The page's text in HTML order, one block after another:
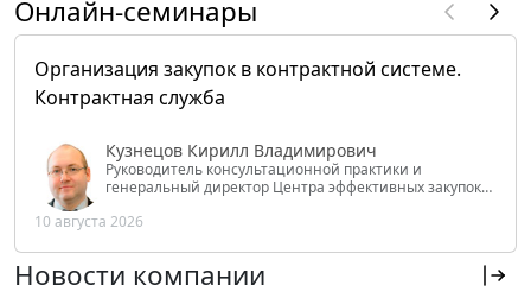
Онлайн-семинары
Организация закупок в контрактной системе.
Контрактная служба
Кузнецов Кирилл Владимирович
Руководитель консультационной практики и
генеральный директор Центра эффективных закупок
РФ
10 августа 2026
Новости компании